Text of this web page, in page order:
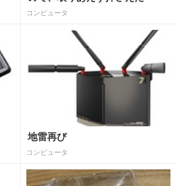
コンピュータ
地雷再び
コンピュータ